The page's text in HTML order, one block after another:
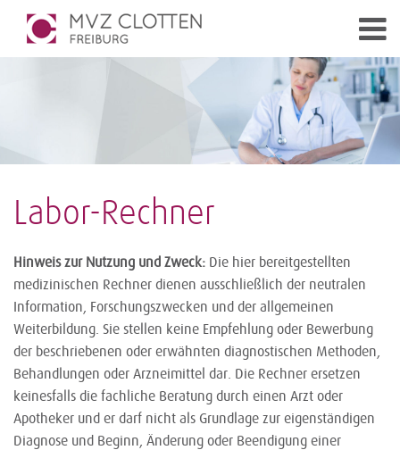
Labor-Rechner
Hinweis zur Nutzung und Zweck: Die hier bereitgestellten
medizinischen Rechner dienen ausschließlich der neutralen
Information, Forschungszwecken und der allgemeinen
Weiterbildung. Sie stellen keine Empfehlung oder Bewerbung
der beschriebenen oder erwähnten diagnostischen Methoden,
Behandlungen oder Arzneimittel dar. Die Rechner ersetzen
keinesfalls die fachliche Beratung durch einen Arzt oder
Apotheker und er darf nicht als Grundlage zur eigenständigen
Diagnose und Beginn, Änderung oder Beendigung einer